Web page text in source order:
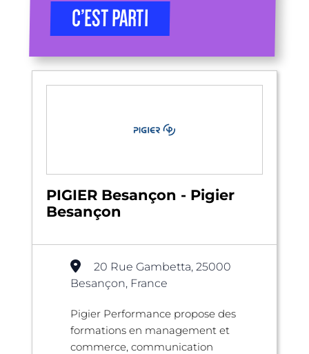
C’EST PARTI
PIGIER Besançon - Pigier
Besançon
20 Rue Gambetta, 25000
Besançon, France
Pigier Performance propose des
formations en management et
commerce, communication